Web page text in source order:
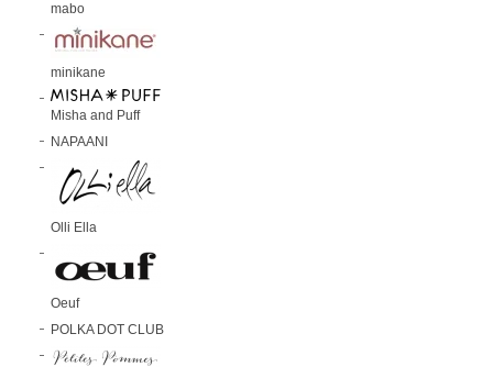
mabo
minikane
Misha and Puff
NAPAANI
Olli Ella
Oeuf
POLKA DOT CLUB